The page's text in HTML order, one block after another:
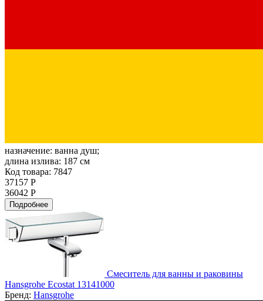
назначение: ванна душ;
длина излива: 187 см
Код товара: 7847
37157 Р
36042 Р
Подробнее
Смеситель для ванны и раковины
Hansgrohe Ecostat 13141000
Бренд: Hansgrohe